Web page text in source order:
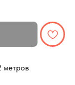
метров